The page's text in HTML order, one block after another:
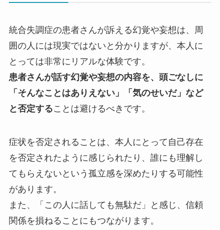
統合失調症の患者さんが訴える幻覚や妄想は、周
囲の人には現実ではないと分かりますが、本人に
とっては非常にリアルな体験です。
患者さんが話す幻覚や妄想の内容を、頭ごなしに
「そんなことはありえない」「気のせいだ」など
と否定することは避けるべきです。
症状を否定されることは、本人にとって自己存在
を否定されたように感じられたり、誰にも理解し
てもらえないという孤立感を深めたりする可能性
があります。
また、「この人に話しても無駄だ」と感じ、信頼
関係を損ねることにもつながります。